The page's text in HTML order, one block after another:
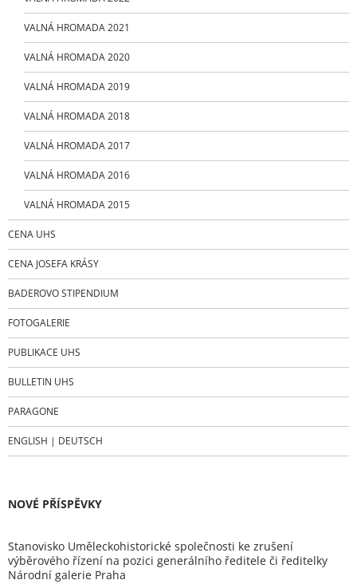
VALNÁ HROMADA 2021
VALNÁ HROMADA 2020
VALNÁ HROMADA 2019
VALNÁ HROMADA 2018
VALNÁ HROMADA 2017
VALNÁ HROMADA 2016
VALNÁ HROMADA 2015
CENA UHS
CENA JOSEFA KRÁSY
BADEROVO STIPENDIUM
FOTOGALERIE
PUBLIKACE UHS
BULLETIN UHS
PARAGONE
ENGLISH | DEUTSCH
NOVÉ PŘÍSPĚVKY
Stanovisko Uměleckohistorické společnosti ke zrušení
výběrového řízení na pozici generálního ředitele či ředitelky
Národní galerie Praha